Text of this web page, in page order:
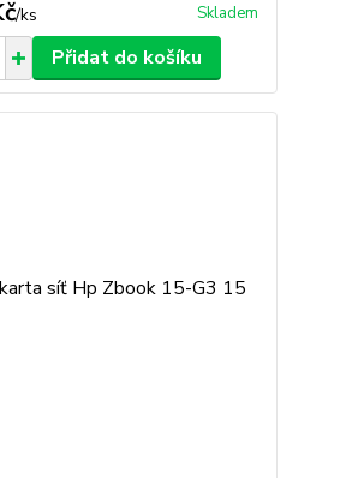
/ks Skladem
Přidat do košíku